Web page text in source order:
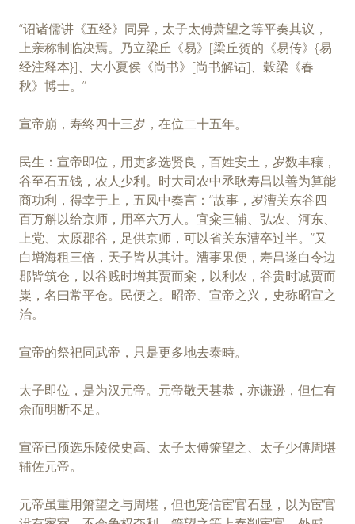
“诏诸儒讲《五经》同异，太子太傅萧望之等平奏其议，
上亲称制临决焉。乃立梁丘《易》[梁丘贺的《易传》{易
经注释本}]、大小夏侯《尚书》[尚书解诂]、穀梁《春
秋》博士。”
宣帝崩，寿终四十三岁，在位二十五年。
民生：宣帝即位，用吏多选贤良，百姓安土，岁数丰穰，
谷至石五钱，农人少利。时大司农中丞耿寿昌以善为算能
商功利，得幸于上，五凤中奏言：“故事，岁漕关东谷四
百万斛以给京师，用卒六万人。宜籴三辅、弘农、河东、
上党、太原郡谷，足供京师，可以省关东漕卒过半。”又
白增海租三倍，天子皆从其计。漕事果便，寿昌遂白令边
郡皆筑仓，以谷贱时增其贾而籴，以利农，谷贵时减贾而
粜，名曰常平仓。民便之。昭帝、宣帝之兴，史称昭宣之
治。
宣帝的祭祀同武帝，只是更多地去泰畤。
太子即位，是为汉元帝。元帝敬天甚恭，亦谦逊，但仁有
余而明断不足。
宣帝已预选乐陵侯史高、太子太傅箫望之、太子少傅周堪
辅佐元帝。
元帝虽重用箫望之与周堪，但也宠信宦官石显，以为宦官